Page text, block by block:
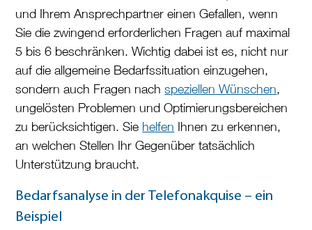
und Ihrem Ansprechpartner einen Gefallen, wenn
Sie die zwingend erforderlichen Fragen auf maximal
5 bis 6 beschränken. Wichtig dabei ist es, nicht nur
auf die allgemeine Bedarfssituation einzugehen,
sondern auch Fragen nachspeziellen Wünschen,
ungelösten Problemen und Optimierungsbereichen
zu berücksichtigen. Sie helfen Ihnen zu erkennen,
an welchen Stellen Ihr Gegenüber tatsächlich
Unterstützung braucht.
Bedarfsanalyse in der Telefonakquise – ein
Beispiel